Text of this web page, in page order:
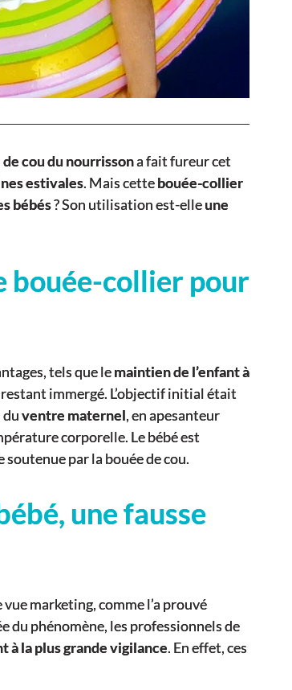
de cou du nourrissona fait fureur cet
estivales. Mais cettebouée-collier
bébés? Son utilisation est-elleune
bouée-collier pour
tels que lemaintien de l’enfant à
immergé. L’objectif initial était
duventre maternel, en apesanteur
corporelle. Le bébé est
soutenue par la bouée de cou.
une fausse
marketing, comme l’a prouvé
du phénomène, les professionnels de
à la plus grande vigilance. En effet, ces